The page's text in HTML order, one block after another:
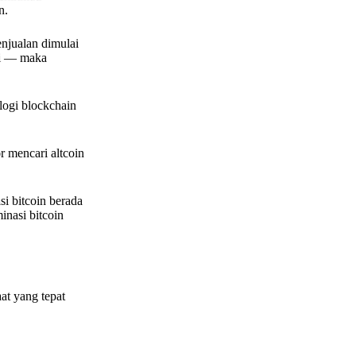
dimulai
— maka
blockchain
mencari altcoin
bitcoin berada
bitcoin
yang tepat